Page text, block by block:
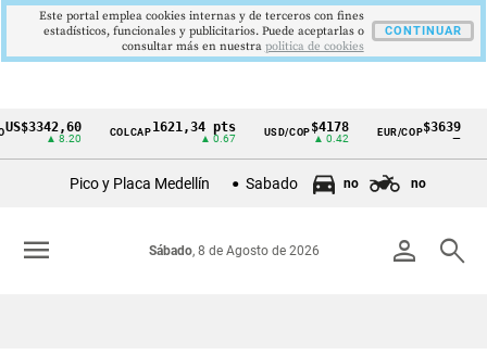
Cintillo
Colombia
COLCAP1621,34 pts USD/COP$4178
▲ 0.42
EUR/COP$3639
—
Pico y Placa Medellín Sabado no no
person search
Sábado, 8 de Agosto de 2026
menu
Este portal emplea cookies internas y de terceros con fines
estadísticos, funcionales y publicitarios. Puede aceptarlas o
consultar más en nuestra politica de cookies
CONTINUAR